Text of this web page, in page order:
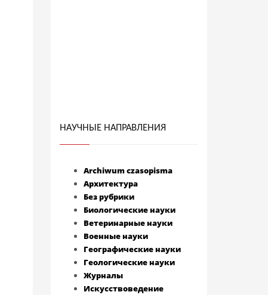
НАУЧНЫЕ НАПРАВЛЕНИЯ
Archiwum czasopisma
Архитектура
Без рубрики
Биологические науки
Ветеринарные науки
Военные науки
Географические науки
Геологические науки
Журналы
Искусствоведение